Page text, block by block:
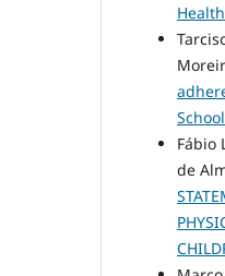
Fábio
de